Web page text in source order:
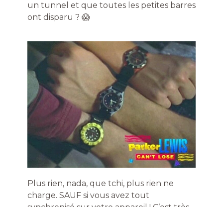
un tunnel et que toutes les petites barres
ont disparu ? 😱
Plus rien, nada, que tchi, plus rien ne
charge. SAUF si vous avez tout